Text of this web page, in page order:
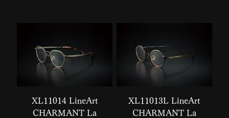
XL11014 LineArt
CHARMANT La
XL11013L LineArt
CHARMANT La